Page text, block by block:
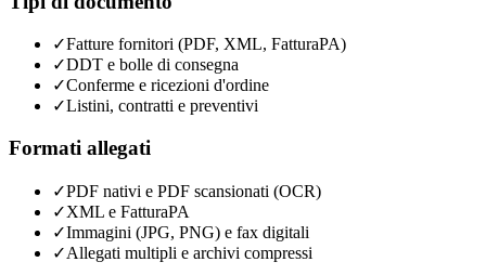
✓Fatture fornitori (PDF, XML, FatturaPA)
✓DDT e bolle di consegna
✓Conferme e ricezioni d'ordine
✓Listini, contratti e preventivi
Formati allegati
✓PDF nativi e PDF scansionati (OCR)
✓XML e FatturaPA
✓Immagini (JPG, PNG) e fax digitali
✓Allegati multipli e archivi compressi